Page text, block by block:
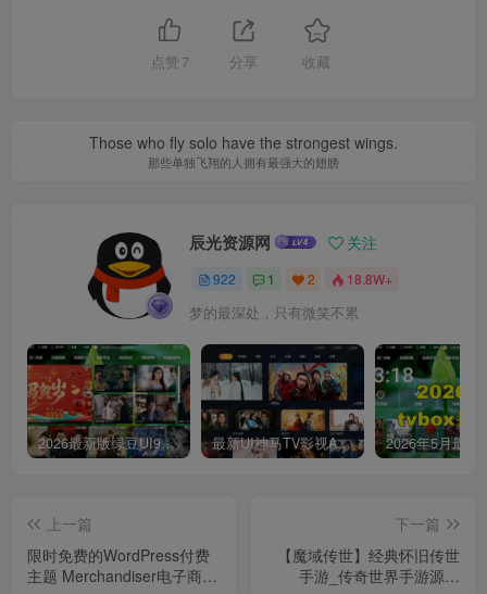
点赞 7 分享 收藏
Those who fly solo have the strongest wings.
那些单独飞翔的人拥有最强大的翅膀
辰光资源网 关注
922 1 2 18.8W+
梦的最深处，只有微笑不累
2026最新版绿豆UI9双端影视APP源码 最新UI神马TV影视APP源码 乐檬影视苹果CMS后台 包含前后端源码
上一篇
限时免费的WordPress付费
主题 Merchandiser电子商务
下一篇
【魔域传世】经典怀旧传世
手游_传奇世界手游源码